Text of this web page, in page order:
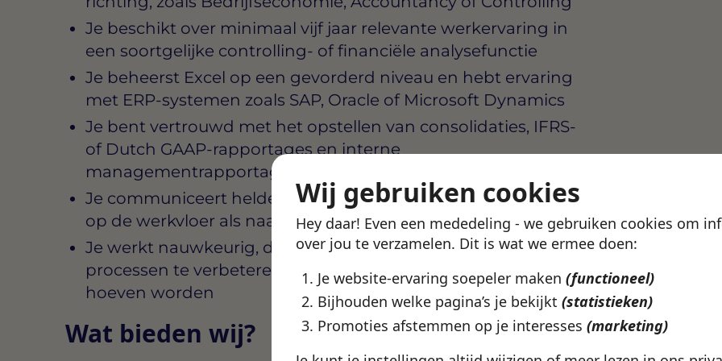
Wij gebruiken cookies
Hey daar! Even een mededeling - we gebruiken cookies om
over jou te verzamelen. Dit is wat we ermee doen:
Je website-ervaring soepeler maken (functioneel)
Bijhouden welke pagina’s je bekijkt (statistieken)
Promoties afstemmen op je interesses (marketing)
Je beschikt over minimaal vijf jaar relevante werkervaring in
een soortgelijke controlling- of financiële analysefunctie
Je beheerst Excel op een gevorderd niveau en hebt ervaring
met ERP-systemen zoals SAP, Oracle of Microsoft Dynamics
Je bent vertrouwd met het opstellen van consolidaties, IFRS-
of Dutch GAAP-rapportages en interne
managementrapportages
Je communiceert helder en overtuigend, zowel naar collega’s
op de werkvloer als naar directie en externe partijen
Je werkt nauwkeurig, denkt analytisch en neemt initiatief om
processen te verbeteren zonder daarvoor gevraagd te
hoeven worden
Wat bieden wij?